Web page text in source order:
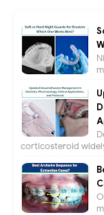
corticosteroid